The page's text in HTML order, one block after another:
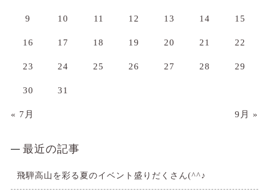
9 10 11 12 13 14 15
16 17 18 19 20 21 22
23 24 25 26 27 28 29
30 31
« 7月 9月 »
最近の記事
飛騨高山を彩る夏のイベント盛りだくさん(^^♪